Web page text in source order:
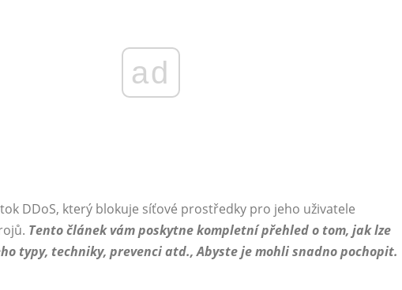
ad
DDoS, který blokuje síťové prostředky pro jeho uživatele
Tento článek vám poskytne kompletní přehled o tom, jak lze
typy, techniky, prevenci atd., Abyste je mohli snadno pochopit.